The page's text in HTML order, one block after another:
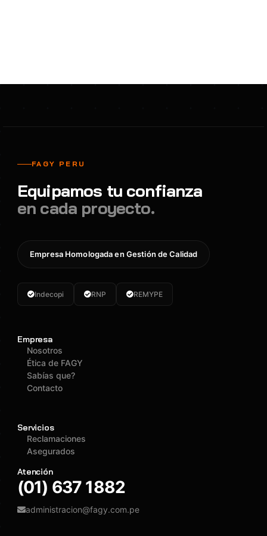
FAGY PERU
Equipamos tu confianza
en cada proyecto.
Empresa Homologada en Gestión de Calidad
Indecopi RNP REMYPE
Empresa
Nosotros
Ética de FAGY
Sabías que?
Contacto
Servicios
Reclamaciones
Asegurados
Atención
(01) 637 1882
administracion@fagy.com.pe